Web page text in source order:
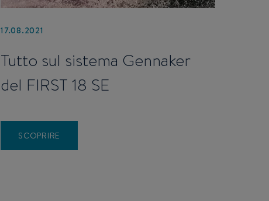
17.08.2021
Tutto sul sistema Gennaker
del FIRST 18 SE
SCOPRIRE